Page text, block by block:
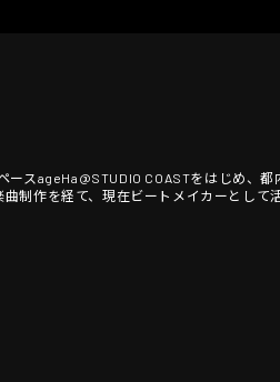
スageHa@STUDIO COASTをはじめ、都
制作を経て、現在ビートメイカーとして